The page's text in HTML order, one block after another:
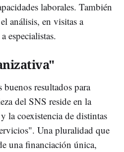
laborales. También
análisis, en visitas a
especialistas.
buenos resultados para
del SNS reside en la
la coexistencia de distintas
Una pluralidad que
una financiación única,